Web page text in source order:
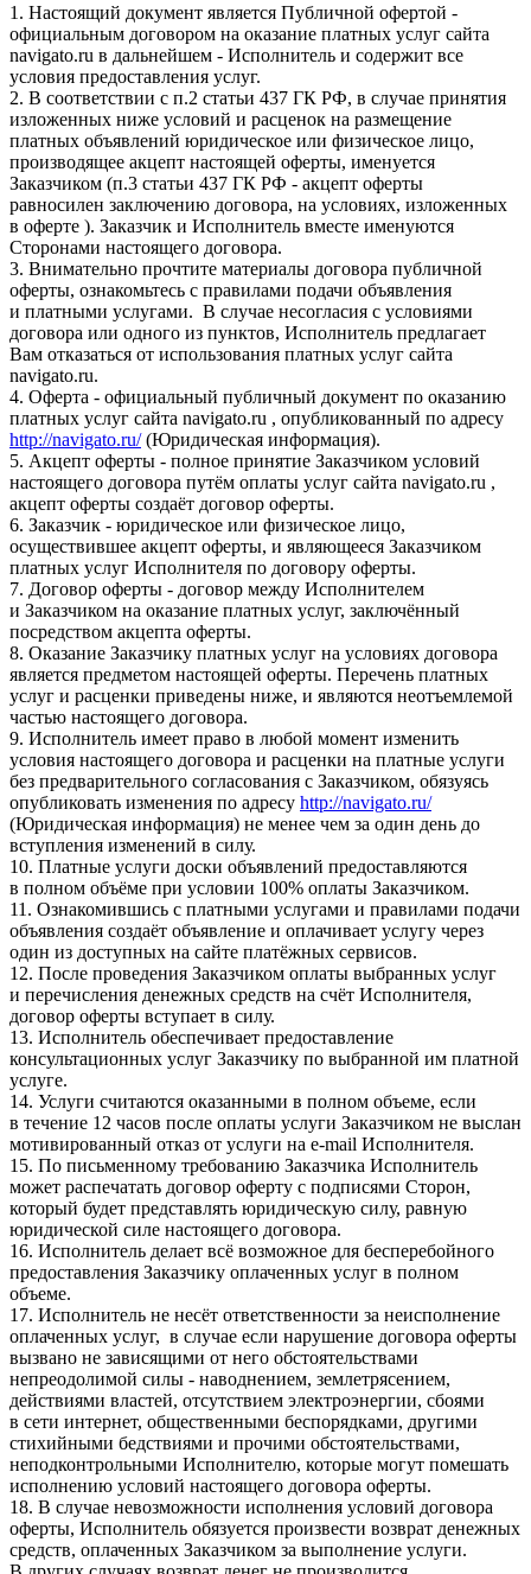
1. Настоящий документ является Публичной офертой -
официальным договором на оказание платных услуг сайта
navigato.ru в дальнейшем - Исполнитель и содержит все
условия предоставления услуг.
2. В соответствии с п.2 статьи 437 ГК РФ, в случае принятия
изложенных ниже условий и расценок на размещение
платных объявлений юридическое или физическое лицо,
производящее акцепт настоящей оферты, именуется
Заказчиком (п.3 статьи 437 ГК РФ - акцепт оферты
равносилен заключению договора, на условиях, изложенных
в оферте ). Заказчик и Исполнитель вместе именуются
Сторонами настоящего договора.
3. Внимательно прочтите материалы договора публичной
оферты, ознакомьтесь с правилами подачи объявления
и платными услугами. В случае несогласия с условиями
договора или одного из пунктов, Исполнитель предлагает
Вам отказаться от использования платных услуг сайта
navigato.ru.
4. Оферта - официальный публичный документ по оказанию
платных услуг сайта navigato.ru , опубликованный по адресу
http://navigato.ru/(Юридическая информация).
5. Акцепт оферты - полное принятие Заказчиком условий
настоящего договора путём оплаты услуг сайта navigato.ru ,
акцепт оферты создаёт договор оферты.
6. Заказчик - юридическое или физическое лицо,
осуществившее акцепт оферты, и являющееся Заказчиком
платных услуг Исполнителя по договору оферты.
7. Договор оферты - договор между Исполнителем
и Заказчиком на оказание платных услуг, заключённый
посредством акцепта оферты.
8. Оказание Заказчику платных услуг на условиях договора
является предметом настоящей оферты. Перечень платных
услуг и расценки приведены ниже, и являются неотъемлемой
частью настоящего договора.
9. Исполнитель имеет право в любой момент изменить
условия настоящего договора и расценки на платные услуги
без предварительного согласования с Заказчиком, обязуясь
опубликовать изменения по адресу http://navigato.ru/
(Юридическая информация) не менее чем за один день до
вступления изменений в силу.
10. Платные услуги доски объявлений предоставляются
в полном объёме при условии 100% оплаты Заказчиком.
11. Ознакомившись с платными услугами и правилами подачи
объявления создаёт объявление и оплачивает услугу через
один из доступных на сайте платёжных сервисов.
12. После проведения Заказчиком оплаты выбранных услуг
и перечисления денежных средств на счёт Исполнителя,
договор оферты вступает в силу.
13. Исполнитель обеспечивает предоставление
консультационных услуг Заказчику по выбранной им платной
услуге.
14. Услуги считаются оказанными в полном объеме, если
в течение 12 часов после оплаты услуги Заказчиком не выслан
мотивированный отказ от услуги на e-mail Исполнителя.
15. По письменному требованию Заказчика Исполнитель
может распечатать договор оферту с подписями Сторон,
который будет представлять юридическую силу, равную
юридической силе настоящего договора.
16. Исполнитель делает всё возможное для бесперебойного
предоставления Заказчику оплаченных услуг в полном
объеме.
17. Исполнитель не несёт ответственности за неисполнение
оплаченных услуг, в случае если нарушение договора оферты
вызвано не зависящими от него обстоятельствами
непреодолимой силы - наводнением, землетрясением,
действиями властей, отсутствием электроэнергии, сбоями
в сети интернет, общественными беспорядками, другими
стихийными бедствиями и прочими обстоятельствами,
неподконтрольными Исполнителю, которые могут помешать
исполнению условий настоящего договора оферты.
18. В случае невозможности исполнения условий договора
оферты, Исполнитель обязуется произвести возврат денежных
средств, оплаченных Заказчиком за выполнение услуги.